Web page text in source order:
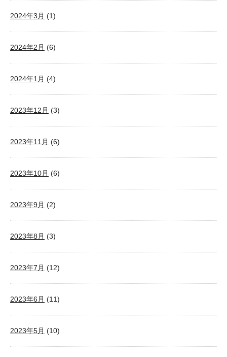
2024年3月 (1)
2024年2月 (6)
2024年1月 (4)
2023年12月 (3)
2023年11月 (6)
2023年10月 (6)
2023年9月 (2)
2023年8月 (3)
2023年7月 (12)
2023年6月 (11)
2023年5月 (10)